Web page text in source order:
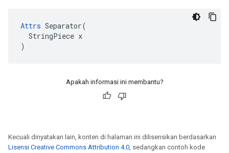
Attrs Separator(
  StringPiece x
)
Apakah informasi ini membantu?
Kecuali dinyatakan lain, konten di halaman ini dilisensikan berdasarkan
Lisensi Creative Commons Attribution 4.0, sedangkan contoh kode